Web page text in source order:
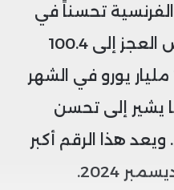
تحسناً في
يونيو 2025، حيث انخفض العجز إلى 100.4
مليار يورو مقارنة بـ103.5 مليار يورو في الشهر
يشير إلى تحسن
هذا الرقم أكبر
2024.